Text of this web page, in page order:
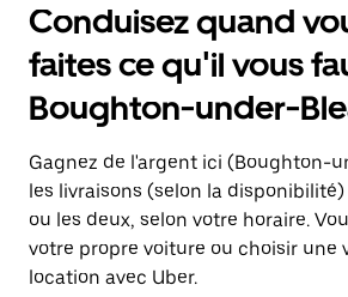
Conduisez quand
faites ce qu'il vous
Boughton-under-
Gagnez de l'argent ici (Boughton-
les livraisons (selon la disponibilité)
ou les deux, selon votre horaire.
votre propre voiture ou choisir une
location avec Uber.